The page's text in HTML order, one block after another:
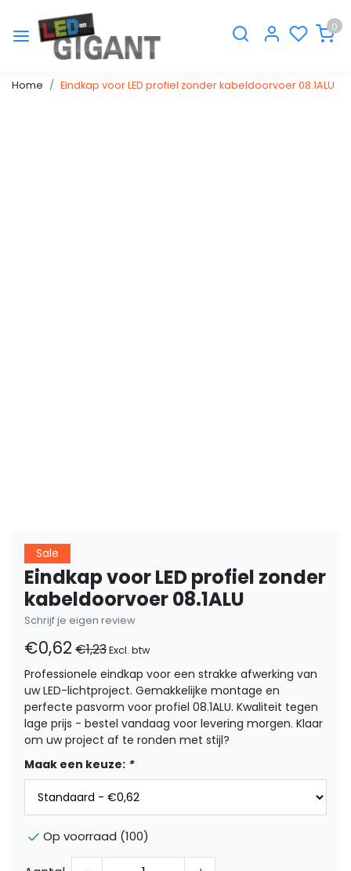
0
Home Eindkap voor LED profiel zonder kabeldoorvoer 08.1ALU
Sale
Eindkap voor LED profiel zonder
kabeldoorvoer 08.1ALU
Schrijf je eigen review
€0,62 €1,23Excl. btw
Professionele eindkap voor een strakke afwerking van
uw LED-lichtproject. Gemakkelijke montage en
perfecte pasvorm voor profiel 08.1ALU. Kwaliteit tegen
lage prijs - bestel vandaag voor levering morgen. Klaar
om uw project af te ronden met stijl?
Maak een keuze: *
Op voorraad (100)